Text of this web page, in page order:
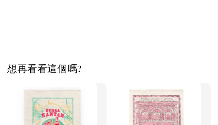
想再看看這個嗎?